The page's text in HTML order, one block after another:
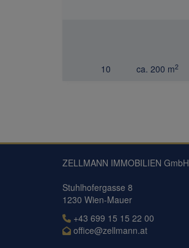
10 ca. 200 m2
ZELLMANN IMMOBILIEN GmbH
Stuhlhofergasse 8
1230 Wien-Mauer
+43 699 15 15 22 00
office@zellmann.at